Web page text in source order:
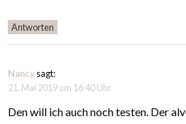
Antworten
Nancysagt:
21. Mai 2019 um 16:40 Uhr
Den will ich auch noch testen. Der